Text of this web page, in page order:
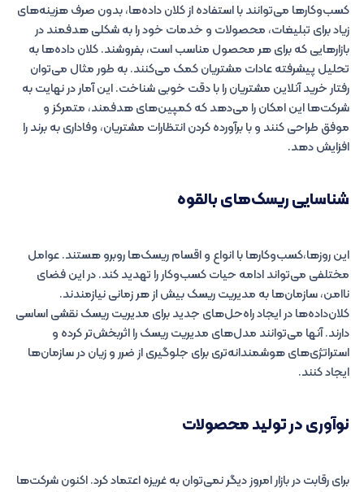
کسب‌وکارها می‌توانند با استفاده از کلان‌ داده‌ها، بدون صرف هزینه‌های
زیاد برای تبلیغات، محصولات و خدمات خود را به شکلی هدفمند در
بازارهایی که برای هر محصول مناسب است، بفروشند. کلان‌ داده‌ها به
تحلیل پیشرفته عادات مشتریان کمک می‌کنند. به طور مثال می‌توان
رفتار خرید آنلاین مشتریان را با دقت خوبی شناخت. این آمار در نهایت به
شرکت‌ها این امکان را می‌دهد که کمپین‌های هدفمند، متمرکز و
موفق طراحی کنند و با برآورده کردن انتظارات مشتریان، وفاداری به برند را
افزایش دهد.
شناسایی ریسک‌های بالقوه
این روزها،کسب‌وکارها با انواع و اقسام ریسک‌ها روبرو هستند. عوامل
مختلفی می‌تواند ادامه حیات کسب‌وکار را تهدید کند. در این فضای
ناامن، سازمان‌ها به مدیریت ریسک بیش از هر زمانی نیازمندند.
کلان‌داده‌ها در ایجاد راه‌حل‌های جدید برای مدیریت ریسک نقشی اساسی
دارند. آنها می‌توانند مدل‌های مدیریت ریسک را اثربخش‌تر کرده و
استراتژی‌های هوشمندانه‌تری برای جلوگیری از ضرر و زیان در سازمان‌ها
ایجاد کنند.
نوآوری در تولید محصولات
برای رقابت در بازار امروز دیگر نمی‌توان به غریزه اعتماد کرد. اکنون شرکت‌ها